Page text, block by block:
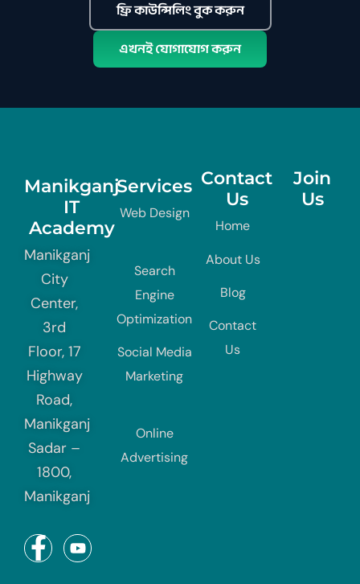
ফ্রি কাউন্সিলিং বুক করুন
এখনই যোগাযোগ করুন
Manikganj
IT
Academy
Manikganj
City
Center,
3rd
Floor, 17
Highway
Road,
Manikganj
Sadar –
1800,
Manikganj
Services
Web Design
Search
Engine
Optimization
Social Media
Marketing
Online
Advertising
Contact
Us
Home
About Us
Blog
Contact
Us
Join
Us